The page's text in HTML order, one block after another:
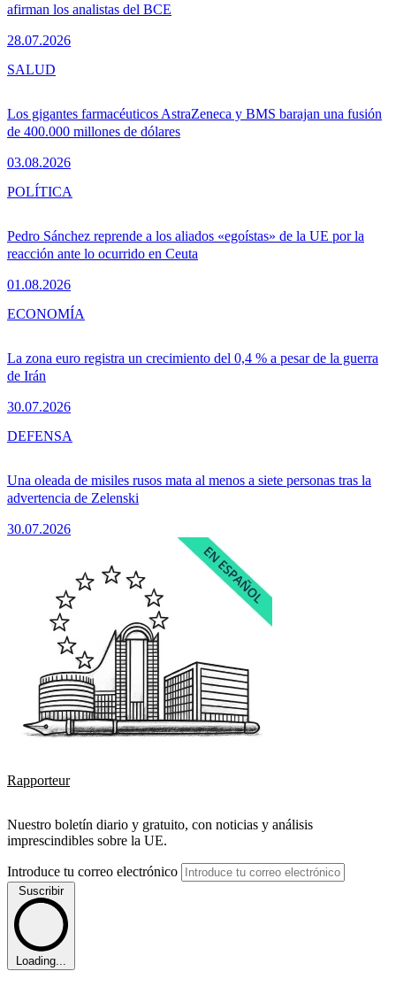
afirman los analistas del BCE
28.07.2026
Los gigantes farmacéuticos AstraZeneca y BMS barajan una fusión
de 400.000 millones de dólares
03.08.2026
SALUD
Pedro Sánchez reprende a los aliados «egoístas» de la UE por la
reacción ante lo ocurrido en Ceuta
01.08.2026
POLÍTICA
La zona euro registra un crecimiento del 0,4 % a pesar de la guerra
de Irán
30.07.2026
ECONOMÍA
Una oleada de misiles rusos mata al menos a siete personas tras la
advertencia de Zelenski
30.07.2026
DEFENSA
Rapporteur
Nuestro boletín diario y gratuito, con noticias y análisis
imprescindibles sobre la UE.
Introduce tu correo electrónico
Suscribir
Loading...